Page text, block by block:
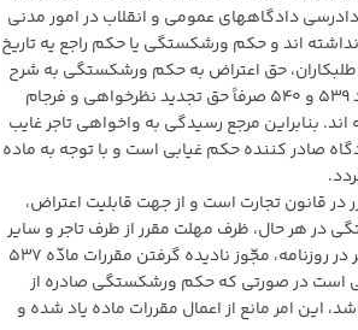
محاکماتی» موضوع مواد ۴۱۷ به بعد قانون آیین دادرسی دادگاههای عمومی و انقلاب در امور مدنی
اند و حکم ورشکستگی یا حکم راجع یه تاریخ
طلبکاران، حق اعتراض به حکم ورشکستگی به شرح
فوق را ندارند و در حدود مقررات آیین دادرسی مدنی و مهلت های پیش بینی شده در مواد ۵۳۹ و ۵۴۰ صرفاً حق تجدید نظرخواهی و فرجام
بنابراین مرجع رسیدگی به واخواهی تاجر غایب
دادگاه صادر کننده حکم غیابی است و با توجه به ماده
قانون تجارت است و از جهت قابلیت اعتراض،
ورشکستگی در هر حال، ظرف مهلت مقرر از طرف تاجر و سایر
اشخاص ثالث قابل اعتراض می باشد. ثالثا، عدم اطلاع از انتشارآگهی حکم ورشکستگی تاجر در روزنامه، مجّوز نادیده گرفتن مقررات مادّه ۵۳۷
است در صورتی که حکم ورشکستگی صادره از
و اصلاحات و الحاقات بعدی باشد، این امر مانع از اعمال مقررات ماده یاد شده و